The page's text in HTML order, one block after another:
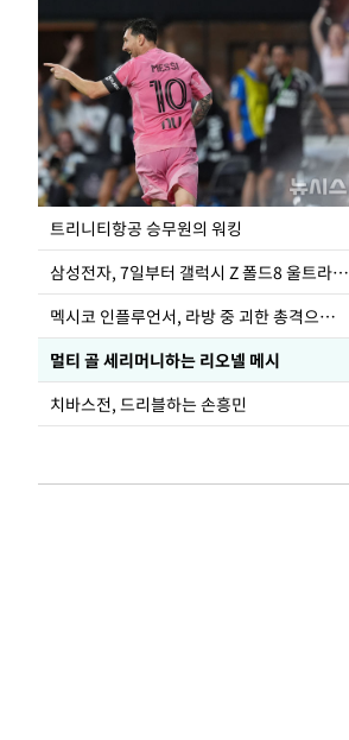
트리니티항공 승무원의 워킹
삼성전자, 7일부터 갤럭시 Z 폴드8 울트라·폴드8·플립8 출시
멕시코 인플루언서, 라방 중 괴한 총격으로 사망
멀티 골 세리머니하는 리오넬 메시
치바스전, 드리블하는 손흥민